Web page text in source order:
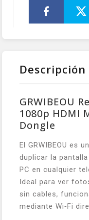
Descripción
GRWIBEOU
1080p HDMI
Dongle
El GRWIBEOU es
duplicar la
PC en cualquier
Ideal para ver
sin cables,
mediante Wi‑Fi